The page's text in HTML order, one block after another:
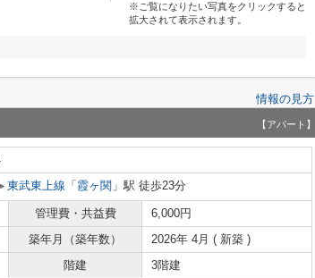
※ご覧になりたい写真をクリックすると
拡大されて表示されます。
情報の見方
【アパート】
東武東上線 「 霞ヶ関 」駅 徒歩23分
管理費・共益費
6,000円
築年月（築年数）
2026年 4月 ( 新築 )
階建 3階建